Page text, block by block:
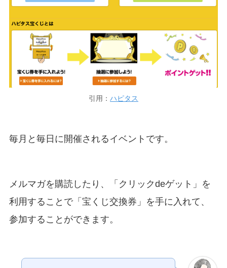
引用： ハピタス
毎月と毎日に開催されるイベントです。
メルマガを購読したり、「クリックdeゲット」を
利用することで「宝くじ交換券」を手に入れて、
参加することができます。